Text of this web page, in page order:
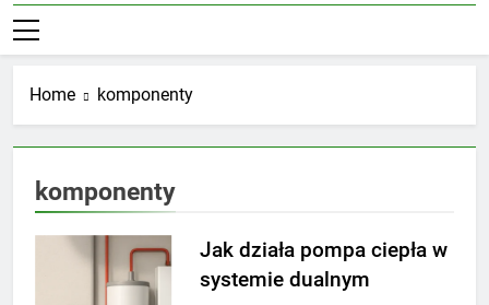
Home komponenty
komponenty
Jak działa pompa ciepła w
systemie dualnym